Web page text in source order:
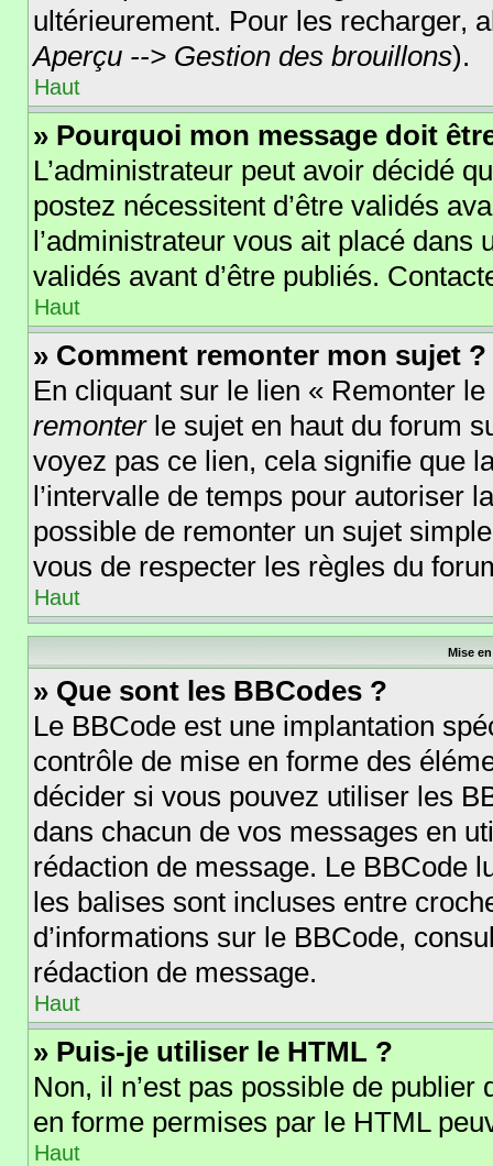
ultérieurement. Pour les recharger,
Aperçu --> Gestion des brouillons).
Haut
» Pourquoi mon message doit
L’administrateur peut avoir décidé
postez nécessitent d’être validés
l’administrateur vous ait placé
validés avant d’être publiés.
Haut
» Comment remonter mon sujet ?
En cliquant sur le lien « Remonter
remonterle sujet en haut du forum
voyez pas ce lien, cela signifie que
l’intervalle de temps pour autoriser
possible de remonter un sujet
vous de respecter les règles du
Haut
Mise
» Que sont les BBCodes ?
Le BBCode est une implantation
contrôle de mise en forme des
décider si vous pouvez utiliser les
dans chacun de vos messages en
rédaction de message. Le BBCode
les balises sont incluses entre
d’informations sur le BBCode,
rédaction de message.
Haut
» Puis-je utiliser le HTML ?
Non, il n’est pas possible de
en forme permises par le HTML
Haut